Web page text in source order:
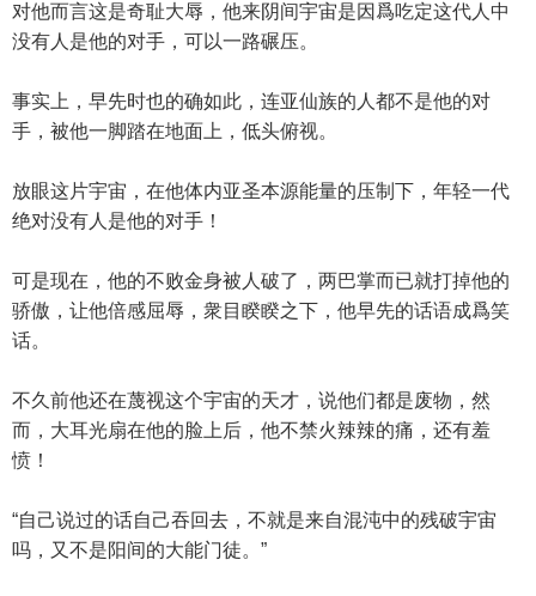
对他而言这是奇耻大辱，他来阴间宇宙是因爲吃定这代人中
没有人是他的对手，可以一路碾压。
事实上，早先时也的确如此，连亚仙族的人都不是他的对
手，被他一脚踏在地面上，低头俯视。
放眼这片宇宙，在他体内亚圣本源能量的压制下，年轻一代
绝对没有人是他的对手！
可是现在，他的不败金身被人破了，两巴掌而已就打掉他的
骄傲，让他倍感屈辱，衆目睽睽之下，他早先的话语成爲笑
话。
不久前他还在蔑视这个宇宙的天才，说他们都是废物，然
而，大耳光扇在他的脸上后，他不禁火辣辣的痛，还有羞
愤！
“自己说过的话自己吞回去，不就是来自混沌中的残破宇宙
吗，又不是阳间的大能门徒。”